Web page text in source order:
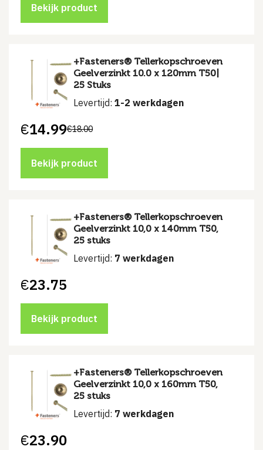
Bekijk product
+Fasteners® Tellerkopschroeven
Geelverzinkt 10.0 x 120mm T50|
25 Stuks
Levertijd: 1-2 werkdagen
€18.00
Oorspronkelijke
was:
€18.00.
€14.99
Huidige
is:
€14.99.
Bekijk product
+Fasteners® Tellerkopschroeven
Geelverzinkt 10,0 x 140mm T50,
25 stuks
Levertijd: 7 werkdagen
€23.75
Bekijk product
+Fasteners® Tellerkopschroeven
Geelverzinkt 10,0 x 160mm T50,
25 stuks
Levertijd: 7 werkdagen
€23.90